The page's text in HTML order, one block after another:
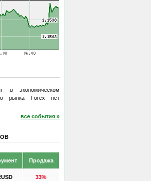
в экономическом
рынка Forex нет
все события »
Продажа
33%